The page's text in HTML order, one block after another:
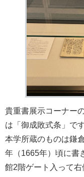
貴重書展示コーナー
は「御成敗式条」です
本学所蔵のものは鎌
年（1665年）頃に書
館2階ゲート入って右